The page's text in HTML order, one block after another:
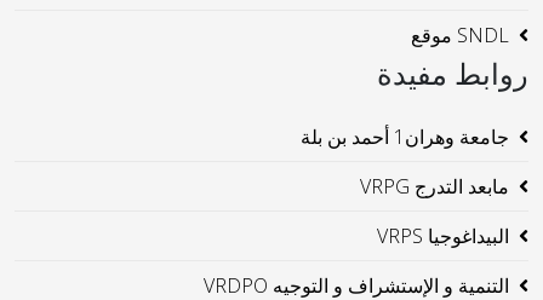
SNDL موقع
روابط مفيدة
جامعة وهران1 أحمد بن بلة
مابعد التدرج VRPG
البيداغوجيا VRPS
التنمية و الإستشراف و التوجيه VRDPO